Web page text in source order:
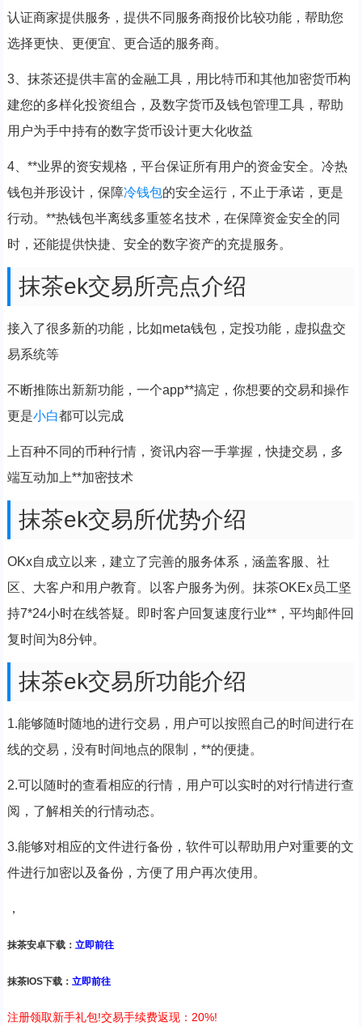
认证商家提供服务，提供不同服务商报价比较功能，帮助您
选择更快、更便宜、更合适的服务商。
3、抹茶还提供丰富的金融工具，用比特币和其他加密货币构
建您的多样化投资组合，及数字货币及钱包管理工具，帮助
用户为手中持有的数字货币设计更大化收益
4、**业界的资安规格，平台保证所有用户的资金安全。冷热
钱包并形设计，保障冷钱包的安全运行，不止于承诺，更是
行动。**热钱包半离线多重签名技术，在保障资金安全的同
时，还能提供快捷、安全的数字资产的充提服务。
抹茶ek交易所亮点介绍
接入了很多新的功能，比如meta钱包，定投功能，虚拟盘交
易系统等
不断推陈出新新功能，一个app**搞定，你想要的交易和操作
更是小白都可以完成
上百种不同的币种行情，资讯内容一手掌握，快捷交易，多
端互动加上**加密技术
抹茶ek交易所优势介绍
OKx自成立以来，建立了完善的服务体系，涵盖客服、社
区、大客户和用户教育。以客户服务为例。抹茶OKEx员工坚
持7*24小时在线答疑。即时客户回复速度行业**，平均邮件回
复时间为8分钟。
抹茶ek交易所功能介绍
1.能够随时随地的进行交易，用户可以按照自己的时间进行在
线的交易，没有时间地点的限制，**的便捷。
2.可以随时的查看相应的行情，用户可以实时的对行情进行查
阅，了解相关的行情动态。
3.能够对相应的文件进行备份，软件可以帮助用户对重要的文
件进行加密以及备份，方便了用户再次使用。
，
抹茶安卓下载： 立即前往
抹茶IOS下载： 立即前往
注册领取新手礼包!交易手续费返现：20%!